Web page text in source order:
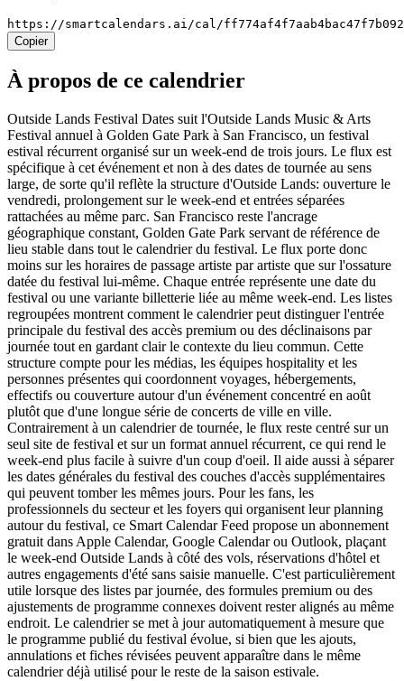
https://smartcalendars.ai/cal/
Copier
À propos de ce calendrier
Outside Lands Festival Dates suit l'Outside Lands Music & Arts
Festival annuel à Golden Gate Park à San Francisco, un festival
estival récurrent organisé sur un week-end de trois jours. Le flux est
spécifique à cet événement et non à des dates de tournée au sens
large, de sorte qu'il reflète la structure d'Outside Lands: ouverture le
vendredi, prolongement sur le week-end et entrées séparées
rattachées au même parc. San Francisco reste l'ancrage
géographique constant, Golden Gate Park servant de référence de
lieu stable dans tout le calendrier du festival. Le flux porte donc
moins sur les horaires de passage artiste par artiste que sur l'ossature
datée du festival lui-même. Chaque entrée représente une date du
festival ou une variante billetterie liée au même week-end. Les listes
regroupées montrent comment le calendrier peut distinguer l'entrée
principale du festival des accès premium ou des déclinaisons par
journée tout en gardant clair le contexte du lieu commun. Cette
structure compte pour les médias, les équipes hospitality et les
personnes présentes qui coordonnent voyages, hébergements,
effectifs ou couverture autour d'un événement concentré en août
plutôt que d'une longue série de concerts de ville en ville.
Contrairement à un calendrier de tournée, le flux reste centré sur un
seul site de festival et sur un format annuel récurrent, ce qui rend le
week-end plus facile à suivre d'un coup d'oeil. Il aide aussi à séparer
les dates générales du festival des couches d'accès supplémentaires
qui peuvent tomber les mêmes jours. Pour les fans, les
professionnels du secteur et les foyers qui organisent leur planning
autour du festival, ce Smart Calendar Feed propose un abonnement
gratuit dans Apple Calendar, Google Calendar ou Outlook, plaçant
le week-end Outside Lands à côté des vols, réservations d'hôtel et
autres engagements d'été sans saisie manuelle. C'est particulièrement
utile lorsque des listes par journée, des formules premium ou des
ajustements de programme connexes doivent rester alignés au même
endroit. Le calendrier se met à jour automatiquement à mesure que
le programme publié du festival évolue, si bien que les ajouts,
annulations et fiches révisées peuvent apparaître dans le même
calendrier déjà utilisé pour le reste de la saison estivale.